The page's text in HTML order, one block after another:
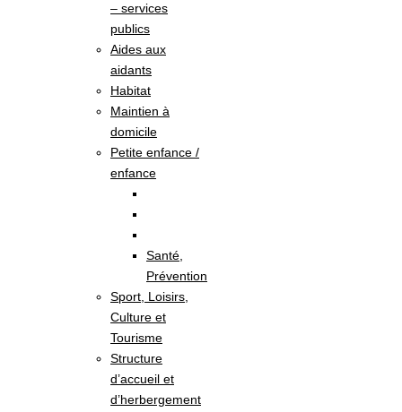
– services
publics
Aides aux
aidants
Habitat
Maintien à
domicile
Petite enfance /
enfance
Santé,
Prévention
Sport, Loisirs,
Culture et
Tourisme
Structure
d’accueil et
d’herbergement